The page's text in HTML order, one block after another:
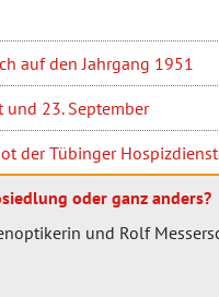
auf den Jahrgang 1951
und 23. September
der Tübinger
oder ganz anders?
und Rolf